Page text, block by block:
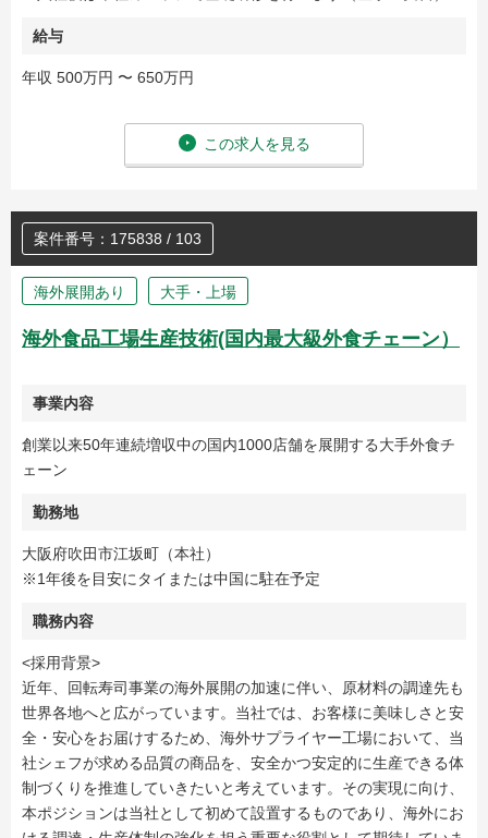
給与
年収 500万円 〜 650万円
この求人を見る
案件番号：175838 / 103
海外展開あり 大手・上場
海外食品工場生産技術(国内最大級外食チェーン）
事業内容
創業以来50年連続増収中の国内1000店舗を展開する大手外食チ
ェーン
勤務地
大阪府吹田市江坂町（本社）
※1年後を目安にタイまたは中国に駐在予定
職務内容
<採用背景>
近年、回転寿司事業の海外展開の加速に伴い、原材料の調達先も
世界各地へと広がっています。当社では、お客様に美味しさと安
全・安心をお届けするため、海外サプライヤー工場において、当
社シェフが求める品質の商品を、安全かつ安定的に生産できる体
制づくりを推進していきたいと考えています。その実現に向け、
本ポジションは当社として初めて設置するものであり、海外にお